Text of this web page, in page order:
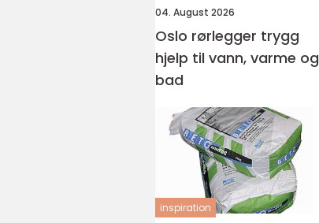
04. August 2026
Oslo rørlegger trygg
hjelp til vann, varme og
bad
inspiration